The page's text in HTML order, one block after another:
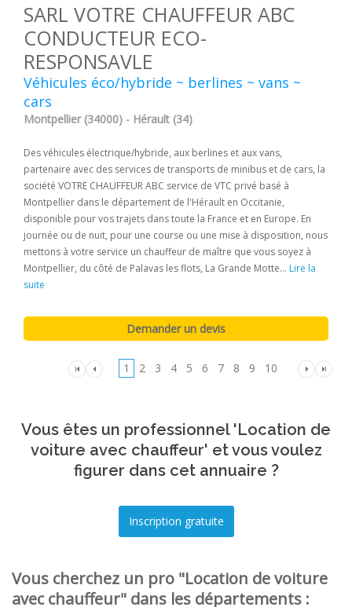
SARL VOTRE CHAUFFEUR ABC
CONDUCTEUR ECO-
RESPONSAVLE
Véhicules éco/hybride ~ berlines ~ vans ~
cars
Montpellier (34000) - Hérault (34)
Des véhicules électrique/hybride, aux berlines et aux vans,
partenaire avec des services de transports de minibus et de cars, la
société VOTRE CHAUFFEUR ABC service de VTC privé basé à
Montpellier dans le département de l'Hérault en Occitanie,
disponible pour vos trajets dans toute la France et en Europe. En
journée ou de nuit, pour une course ou une mise à disposition, nous
mettons à votre service un chauffeur de maître que vous soyez à
Montpellier, du côté de Palavas les flots, La Grande Motte... Lire la
suite
1 2 3 4 5 6 7 8 9 10
Vous êtes un professionnel 'Location de
voiture avec chauffeur' et vous voulez
figurer dans cet annuaire ?
Vous cherchez un pro "Location de voiture
avec chauffeur" dans les départements :